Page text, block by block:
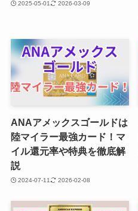
2025-05-01 2026-03-09
ANAアメックスゴールドは
陸マイラー最強カード！マ
イル還元率や特典を徹底解
説
2024-07-11 2026-02-08